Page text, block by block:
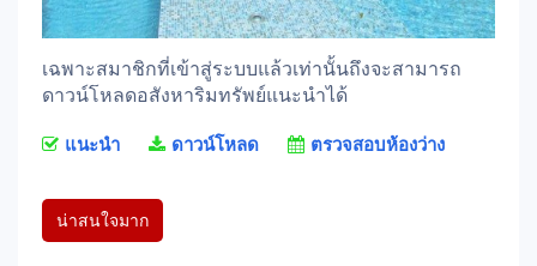
เฉพาะสมาชิกที่เข้าสู่ระบบแล้วเท่านั้นถึงจะสามารถ
ดาวน์โหลดอสังหาริมทรัพย์แนะนำได้
แนะนำ ดาวน์โหลด ตรวจสอบห้องว่าง
น่าสนใจมาก